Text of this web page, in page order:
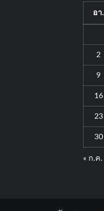
อา.
2
9
16
23
30
« ก.ค.